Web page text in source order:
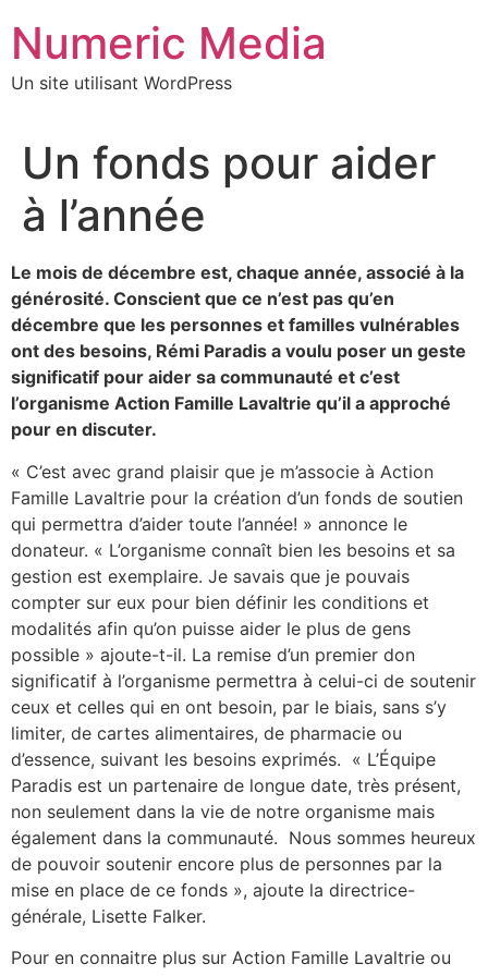
contenu
Numeric Media
Un site utilisant WordPress
Un fonds pour aider
à l’année
Le mois de décembre est, chaque année, associé à la
générosité. Conscient que ce n’est pas qu’en
décembre que les personnes et familles vulnérables
ont des besoins, Rémi Paradis a voulu poser un geste
significatif pour aider sa communauté et c’est
l’organisme Action Famille Lavaltrie qu’il a approché
pour en discuter.
« C’est avec grand plaisir que je m’associe à Action
Famille Lavaltrie pour la création d’un fonds de soutien
qui permettra d’aider toute l’année! » annonce le
donateur. « L’organisme connaît bien les besoins et sa
gestion est exemplaire. Je savais que je pouvais
compter sur eux pour bien définir les conditions et
modalités afin qu’on puisse aider le plus de gens
possible » ajoute-t-il. La remise d’un premier don
significatif à l’organisme permettra à celui-ci de soutenir
ceux et celles qui en ont besoin, par le biais, sans s’y
limiter, de cartes alimentaires, de pharmacie ou
d’essence, suivant les besoins exprimés. « L’Équipe
Paradis est un partenaire de longue date, très présent,
non seulement dans la vie de notre organisme mais
également dans la communauté. Nous sommes heureux
de pouvoir soutenir encore plus de personnes par la
mise en place de ce fonds », ajoute la directrice-
générale, Lisette Falker.
Pour en connaitre plus sur Action Famille Lavaltrie ou